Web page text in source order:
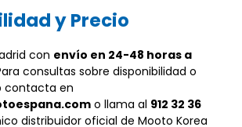
y Precio
con envío en 24-48 horas a
consultas sobre disponibilidad o
contacta en
o llama al 912 32 36
distribuidor oficial de Mooto Korea